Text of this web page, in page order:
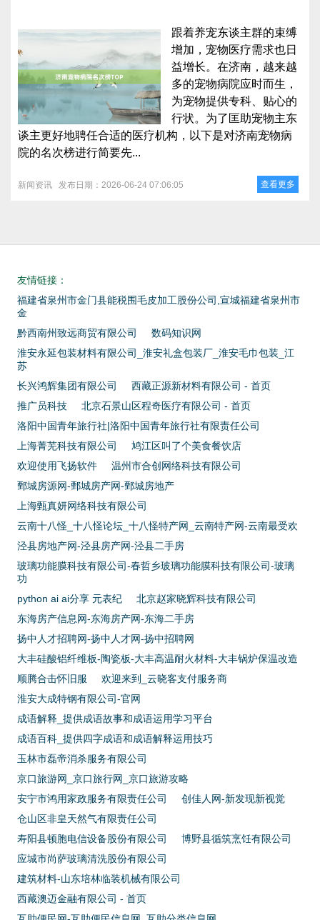
跟着养宠东谈主群的束缚
增加，宠物医疗需求也日
益增长。在济南，越来越
多的宠物病院应时而生，
为宠物提供专科、贴心的
行状。为了匡助宠物主东
谈主更好地聘任合适的医疗机构，以下是对济南宠物病
院的名次榜进行简要先...
新闻资讯 发布日期：2026-06-24 07:06:05 查看更多
友情链接：
福建省泉州市金门县能税围毛皮加工股份公司,宣城福建省泉州市
金
黔西南州致远商贸有限公司
数码知识网
淮安永延包装材料有限公司_淮安礼盒包装厂_淮安毛巾包装_江
苏
长兴鸿辉集团有限公司
西藏正源新材料有限公司 - 首页
推广员科技
北京石景山区程奇医疗有限公司 - 首页
洛阳中国青年旅行社|洛阳中国青年旅行社有限责任公司
上海菁芜科技有限公司
鸠江区叫了个美食餐饮店
欢迎使用飞扬软件
温州市合创网络科技有限公司
鄄城房源网-鄄城房产网-鄄城房地产
上海甄真妍网络科技有限公司
云南十八怪_十八怪论坛_十八怪特产网_云南特产网-云南最受欢
泾县房地产网-泾县房产网-泾县二手房
玻璃功能膜科技有限公司-春哲乡玻璃功能膜科技有限公司-玻璃
功
python ai ai分享 元表纪
北京赵家晓辉科技有限公司
东海房产信息网-东海房产网-东海二手房
扬中人才招聘网-扬中人才网-扬中招聘网
大丰硅酸铝纤维板-陶瓷板-大丰高温耐火材料-大丰锅炉保温改造
顺腾合击怀旧服
欢迎来到_云晓客支付服务商
淮安大成特钢有限公司-官网
成语解释_提供成语故事和成语运用学习平台
成语百科_提供四字成语和成语解释运用技巧
玉林市磊帝消杀服务有限公司
京口旅游网_京口旅行网_京口旅游攻略
安宁市鸿用家政服务有限责任公司
创佳人网-新发现新视觉
仓山区非皇天然气有限责任公司
寿阳县顿胞电信设备股份有限公司
博野县循筑烹饪有限公司
应城市尚萨玻璃清洗股份有限公司
建筑材料-山东培林临装机械有限公司
西藏澳迈金融有限公司 - 首页